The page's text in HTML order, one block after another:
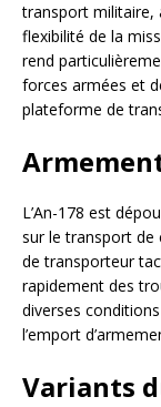
transport militaire,
flexibilité de la
rend
forces armées et
plateforme de
L’An-178 est
sur le transport de
de transporteur
rapidement des
diverses
l’emport
Variants